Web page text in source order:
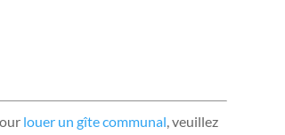
louer un gîte communal, veuillez